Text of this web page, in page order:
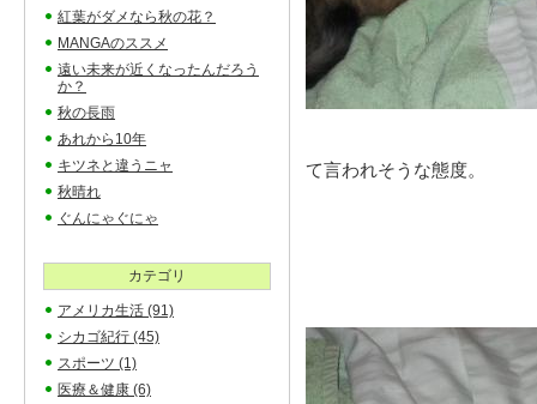
て言われそうな態度。
紅葉がダメなら秋の花？
MANGAのススメ
遠い未来が近くなったんだろう
か？
秋の長雨
あれから10年
キツネと違うニャ
秋晴れ
ぐんにゃぐにゃ
カテゴリ
アメリカ生活 (91)
シカゴ紀行 (45)
スポーツ (1)
医療＆健康 (6)